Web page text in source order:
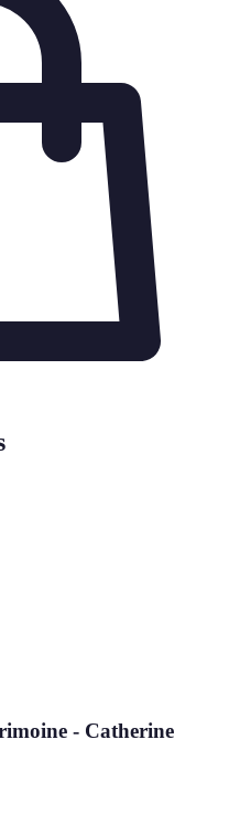
- Catherine